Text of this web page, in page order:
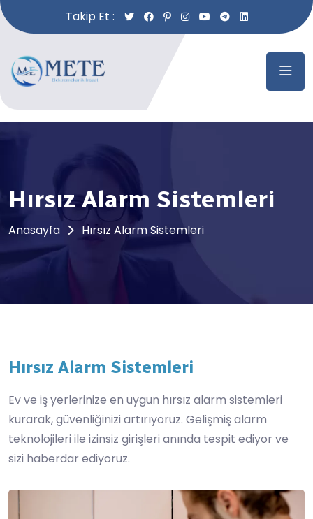
Takip Et :
Hırsız Alarm Sistemleri
Anasayfa Hırsız Alarm Sistemleri
Hırsız Alarm Sistemleri
Ev ve iş yerlerinize en uygun hırsız alarm sistemleri
kurarak, güvenliğinizi artırıyoruz. Gelişmiş alarm
teknolojileri ile izinsiz girişleri anında tespit ediyor ve
sizi haberdar ediyoruz.